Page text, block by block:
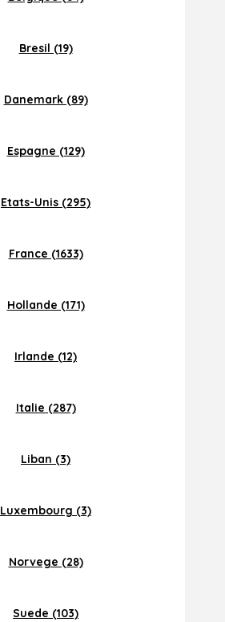
Bresil (19)
Danemark (89)
Espagne (129)
Etats-Unis (295)
France (1633)
Hollande (171)
Irlande (12)
Italie (287)
Liban (3)
Luxembourg (3)
Norvege (28)
Suede (103)